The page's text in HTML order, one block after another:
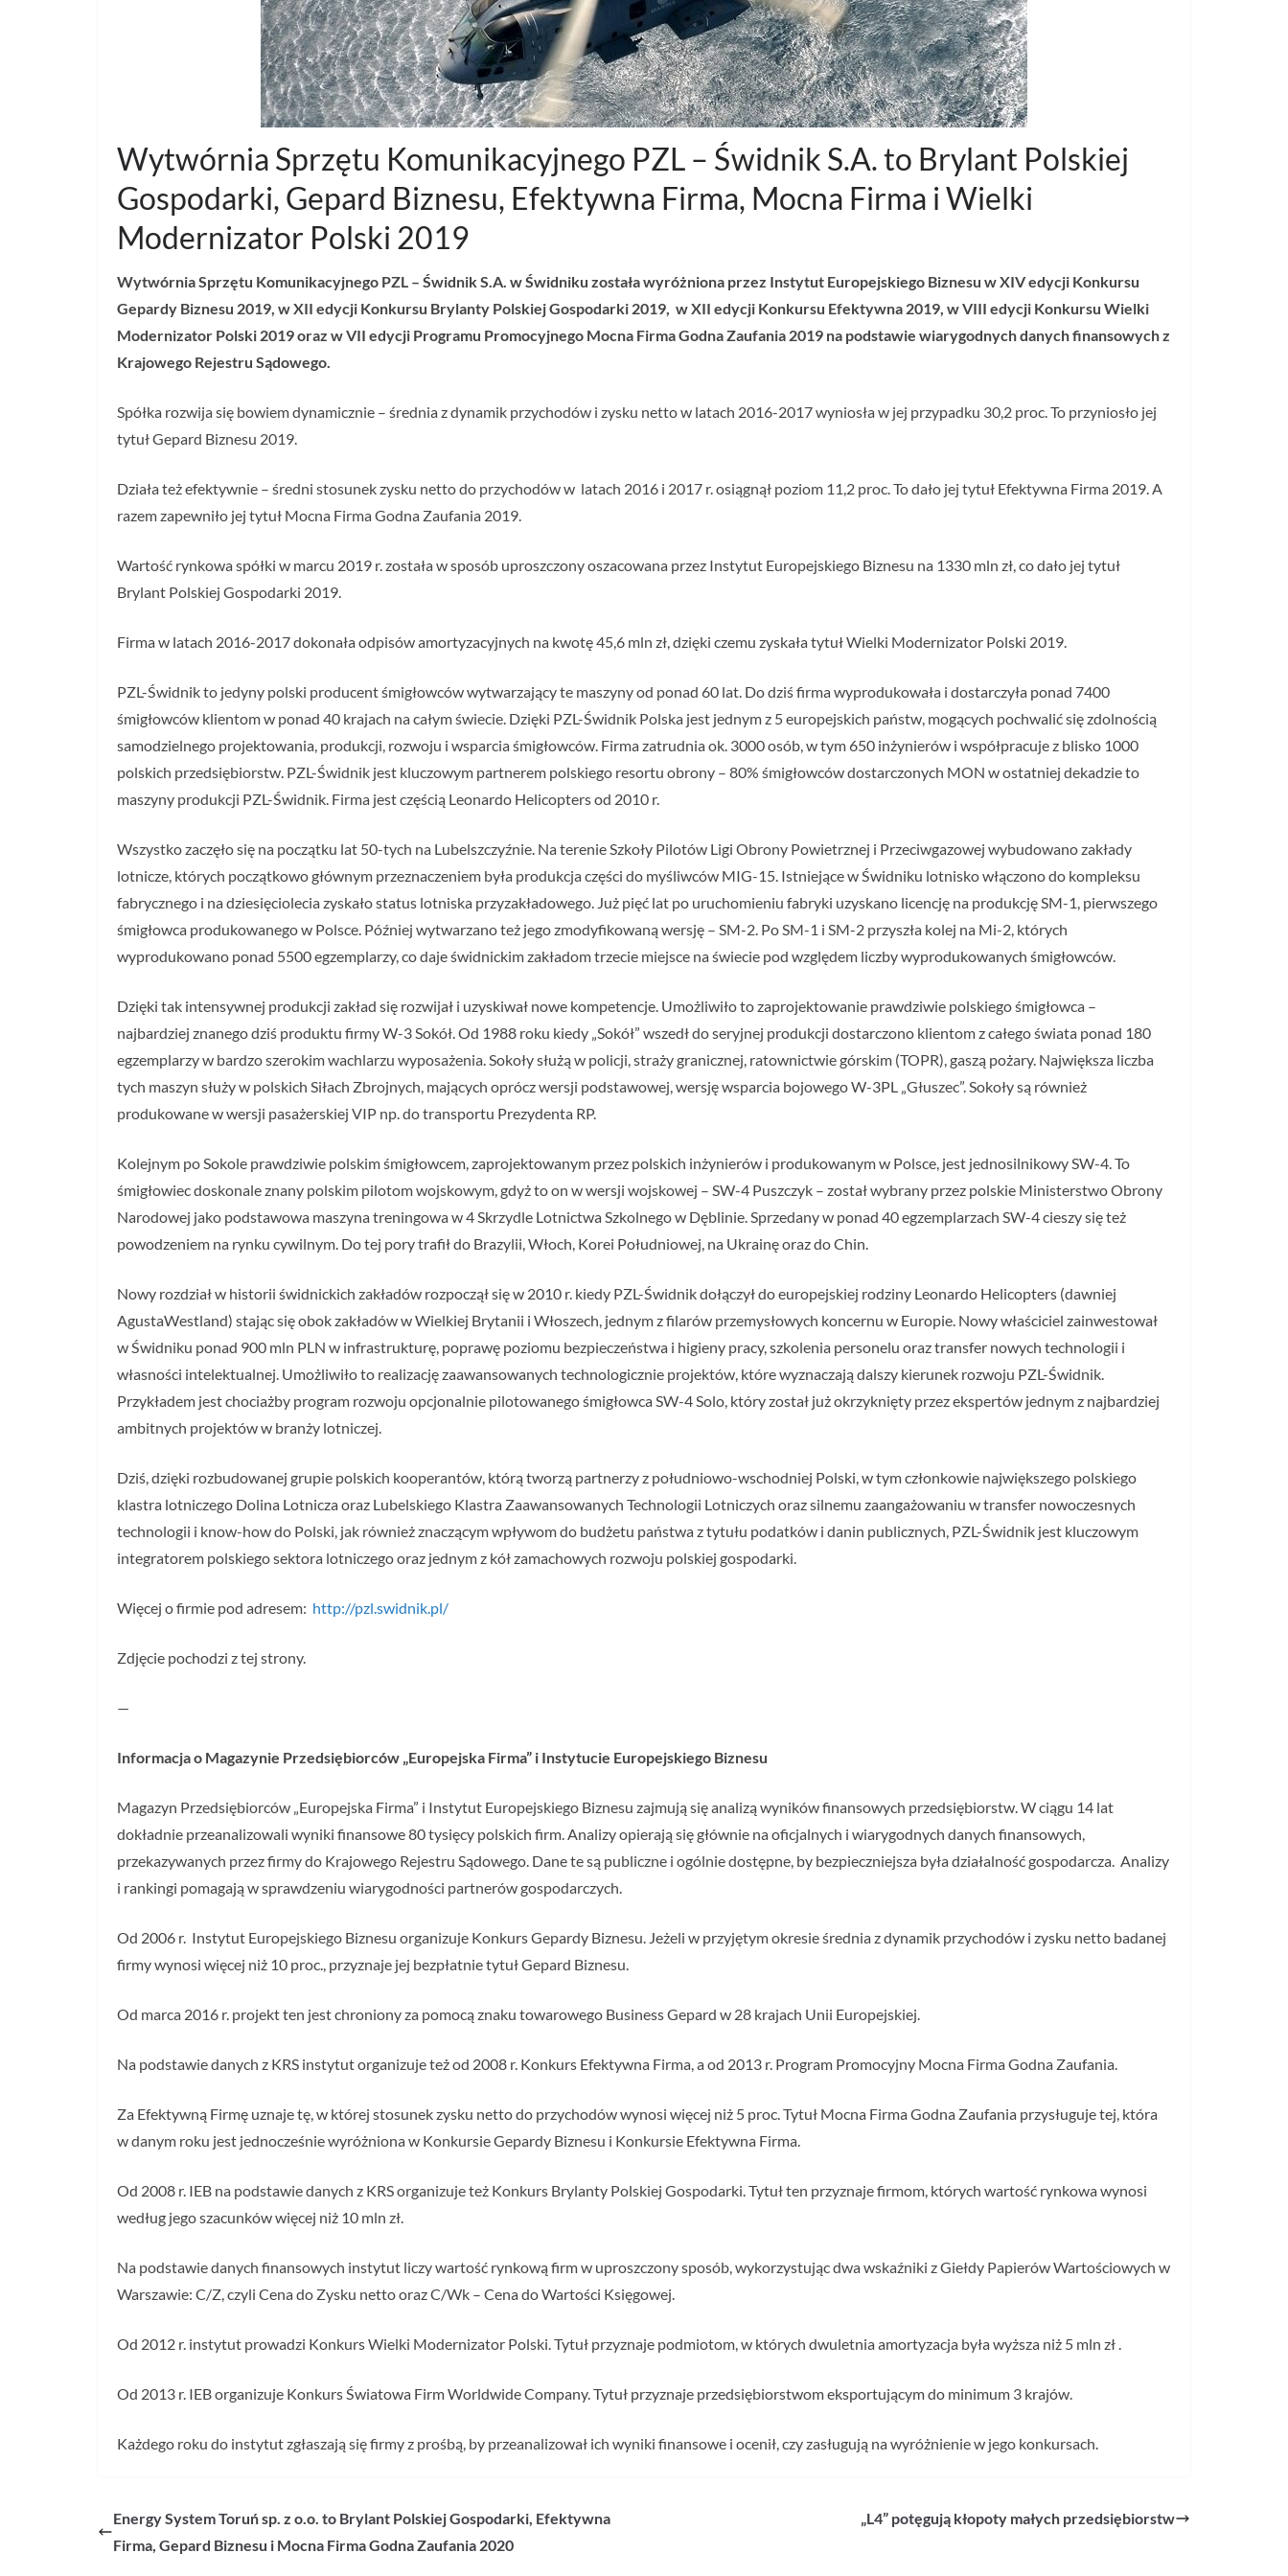
Wytwórnia Sprzętu Komunikacyjnego PZL – Świdnik S.A. to Brylant Polskiej
Gospodarki, Gepard Biznesu, Efektywna Firma, Mocna Firma i Wielki
Modernizator Polski 2019
Wytwórnia Sprzętu Komunikacyjnego PZL – Świdnik S.A. w Świdniku została wyróżniona przez Instytut Europejskiego Biznesu w XIV edycji Konkursu
Gepardy Biznesu 2019, w XII edycji Konkursu Brylanty Polskiej Gospodarki 2019, w XII edycji Konkursu Efektywna 2019, w VIII edycji Konkursu Wielki
Modernizator Polski 2019 oraz w VII edycji Programu Promocyjnego Mocna Firma Godna Zaufania 2019 na podstawie wiarygodnych danych finansowych z
Krajowego Rejestru Sądowego.
Spółka rozwija się bowiem dynamicznie – średnia z dynamik przychodów i zysku netto w latach 2016-2017 wyniosła w jej przypadku 30,2 proc. To przyniosło jej
tytuł Gepard Biznesu 2019.
Działa też efektywnie – średni stosunek zysku netto do przychodów w latach 2016 i 2017 r. osiągnął poziom 11,2 proc. To dało jej tytuł Efektywna Firma 2019. A
razem zapewniło jej tytuł Mocna Firma Godna Zaufania 2019.
Wartość rynkowa spółki w marcu 2019 r. została w sposób uproszczony oszacowana przez Instytut Europejskiego Biznesu na 1330 mln zł, co dało jej tytuł
Brylant Polskiej Gospodarki 2019.
Firma w latach 2016-2017 dokonała odpisów amortyzacyjnych na kwotę 45,6 mln zł, dzięki czemu zyskała tytuł Wielki Modernizator Polski 2019.
PZL-Świdnik to jedyny polski producent śmigłowców wytwarzający te maszyny od ponad 60 lat. Do dziś firma wyprodukowała i dostarczyła ponad 7400
śmigłowców klientom w ponad 40 krajach na całym świecie. Dzięki PZL-Świdnik Polska jest jednym z 5 europejskich państw, mogących pochwalić się zdolnością
samodzielnego projektowania, produkcji, rozwoju i wsparcia śmigłowców. Firma zatrudnia ok. 3000 osób, w tym 650 inżynierów i współpracuje z blisko 1000
polskich przedsiębiorstw. PZL-Świdnik jest kluczowym partnerem polskiego resortu obrony – 80% śmigłowców dostarczonych MON w ostatniej dekadzie to
maszyny produkcji PZL-Świdnik. Firma jest częścią Leonardo Helicopters od 2010 r.
Wszystko zaczęło się na początku lat 50-tych na Lubelszczyźnie. Na terenie Szkoły Pilotów Ligi Obrony Powietrznej i Przeciwgazowej wybudowano zakłady
lotnicze, których początkowo głównym przeznaczeniem była produkcja części do myśliwców MIG-15. Istniejące w Świdniku lotnisko włączono do kompleksu
fabrycznego i na dziesięciolecia zyskało status lotniska przyzakładowego. Już pięć lat po uruchomieniu fabryki uzyskano licencję na produkcję SM-1, pierwszego
śmigłowca produkowanego w Polsce. Później wytwarzano też jego zmodyfikowaną wersję – SM-2. Po SM-1 i SM-2 przyszła kolej na Mi-2, których
wyprodukowano ponad 5500 egzemplarzy, co daje świdnickim zakładom trzecie miejsce na świecie pod względem liczby wyprodukowanych śmigłowców.
Dzięki tak intensywnej produkcji zakład się rozwijał i uzyskiwał nowe kompetencje. Umożliwiło to zaprojektowanie prawdziwie polskiego śmigłowca –
najbardziej znanego dziś produktu firmy W-3 Sokół. Od 1988 roku kiedy „Sokół” wszedł do seryjnej produkcji dostarczono klientom z całego świata ponad 180
egzemplarzy w bardzo szerokim wachlarzu wyposażenia. Sokoły służą w policji, straży granicznej, ratownictwie górskim (TOPR), gaszą pożary. Największa liczba
tych maszyn służy w polskich Siłach Zbrojnych, mających oprócz wersji podstawowej, wersję wsparcia bojowego W-3PL „Głuszec”. Sokoły są również
produkowane w wersji pasażerskiej VIP np. do transportu Prezydenta RP.
Kolejnym po Sokole prawdziwie polskim śmigłowcem, zaprojektowanym przez polskich inżynierów i produkowanym w Polsce, jest jednosilnikowy SW-4. To
śmigłowiec doskonale znany polskim pilotom wojskowym, gdyż to on w wersji wojskowej – SW-4 Puszczyk – został wybrany przez polskie Ministerstwo Obrony
Narodowej jako podstawowa maszyna treningowa w 4 Skrzydle Lotnictwa Szkolnego w Dęblinie. Sprzedany w ponad 40 egzemplarzach SW-4 cieszy się też
powodzeniem na rynku cywilnym. Do tej pory trafił do Brazylii, Włoch, Korei Południowej, na Ukrainę oraz do Chin.
Nowy rozdział w historii świdnickich zakładów rozpoczął się w 2010 r. kiedy PZL-Świdnik dołączył do europejskiej rodziny Leonardo Helicopters (dawniej
AgustaWestland) stając się obok zakładów w Wielkiej Brytanii i Włoszech, jednym z filarów przemysłowych koncernu w Europie. Nowy właściciel zainwestował
w Świdniku ponad 900 mln PLN w infrastrukturę, poprawę poziomu bezpieczeństwa i higieny pracy, szkolenia personelu oraz transfer nowych technologii i
własności intelektualnej. Umożliwiło to realizację zaawansowanych technologicznie projektów, które wyznaczają dalszy kierunek rozwoju PZL-Świdnik.
Przykładem jest chociażby program rozwoju opcjonalnie pilotowanego śmigłowca SW-4 Solo, który został już okrzyknięty przez ekspertów jednym z najbardziej
ambitnych projektów w branży lotniczej.
Dziś, dzięki rozbudowanej grupie polskich kooperantów, którą tworzą partnerzy z południowo-wschodniej Polski, w tym członkowie największego polskiego
klastra lotniczego Dolina Lotnicza oraz Lubelskiego Klastra Zaawansowanych Technologii Lotniczych oraz silnemu zaangażowaniu w transfer nowoczesnych
technologii i know-how do Polski, jak również znaczącym wpływom do budżetu państwa z tytułu podatków i danin publicznych, PZL-Świdnik jest kluczowym
integratorem polskiego sektora lotniczego oraz jednym z kół zamachowych rozwoju polskiej gospodarki.
Więcej o firmie pod adresem: http://pzl.swidnik.pl/
Zdjęcie pochodzi z tej strony.
—
Informacja o Magazynie Przedsiębiorców „Europejska Firma” i Instytucie Europejskiego Biznesu
Magazyn Przedsiębiorców „Europejska Firma” i Instytut Europejskiego Biznesu zajmują się analizą wyników finansowych przedsiębiorstw. W ciągu 14 lat
dokładnie przeanalizowali wyniki finansowe 80 tysięcy polskich firm. Analizy opierają się głównie na oficjalnych i wiarygodnych danych finansowych,
przekazywanych przez firmy do Krajowego Rejestru Sądowego. Dane te są publiczne i ogólnie dostępne, by bezpieczniejsza była działalność gospodarcza. Analizy
i rankingi pomagają w sprawdzeniu wiarygodności partnerów gospodarczych.
Od 2006 r. Instytut Europejskiego Biznesu organizuje Konkurs Gepardy Biznesu. Jeżeli w przyjętym okresie średnia z dynamik przychodów i zysku netto badanej
firmy wynosi więcej niż 10 proc., przyznaje jej bezpłatnie tytuł Gepard Biznesu.
Od marca 2016 r. projekt ten jest chroniony za pomocą znaku towarowego Business Gepard w 28 krajach Unii Europejskiej.
Na podstawie danych z KRS instytut organizuje też od 2008 r. Konkurs Efektywna Firma, a od 2013 r. Program Promocyjny Mocna Firma Godna Zaufania.
Za Efektywną Firmę uznaje tę, w której stosunek zysku netto do przychodów wynosi więcej niż 5 proc. Tytuł Mocna Firma Godna Zaufania przysługuje tej, która
w danym roku jest jednocześnie wyróżniona w Konkursie Gepardy Biznesu i Konkursie Efektywna Firma.
Od 2008 r. IEB na podstawie danych z KRS organizuje też Konkurs Brylanty Polskiej Gospodarki. Tytuł ten przyznaje firmom, których wartość rynkowa wynosi
według jego szacunków więcej niż 10 mln zł.
Na podstawie danych finansowych instytut liczy wartość rynkową firm w uproszczony sposób, wykorzystując dwa wskaźniki z Giełdy Papierów Wartościowych w
Warszawie: C/Z, czyli Cena do Zysku netto oraz C/Wk – Cena do Wartości Księgowej.
Od 2012 r. instytut prowadzi Konkurs Wielki Modernizator Polski. Tytuł przyznaje podmiotom, w których dwuletnia amortyzacja była wyższa niż 5 mln zł .
Od 2013 r. IEB organizuje Konkurs Światowa Firm Worldwide Company. Tytuł przyznaje przedsiębiorstwom eksportującym do minimum 3 krajów.
Każdego roku do instytut zgłaszają się firmy z prośbą, by przeanalizował ich wyniki finansowe i ocenił, czy zasługują na wyróżnienie w jego konkursach.
Energy System Toruń sp. z o.o. to Brylant Polskiej Gospodarki, Efektywna
Firma, Gepard Biznesu i Mocna Firma Godna Zaufania 2020
„L4” potęgują kłopoty małych przedsiębiorstw